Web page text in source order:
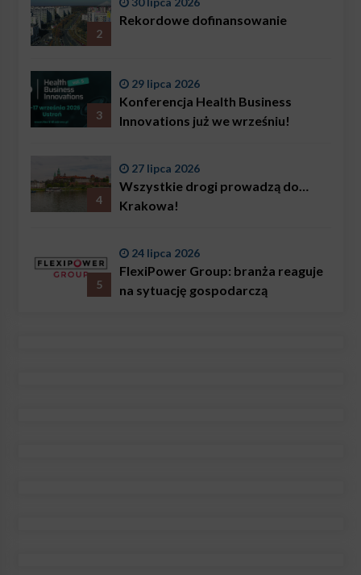
problemem są nie tylko choroby
2
Rekordowe dofinansowanie
3
29 lipca 2026
Konferencja Health Business
Innovations już we wrześniu!
4
27 lipca 2026
Wszystkie drogi prowadzą do…
Krakowa!
5
24 lipca 2026
FlexiPower Group: branża reaguje
na sytuację gospodarczą